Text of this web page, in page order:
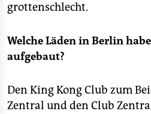
grottenschlecht.
Welche Läden in Berlin
aufgebaut?
Den King Kong Club zum
Zentral und den Club